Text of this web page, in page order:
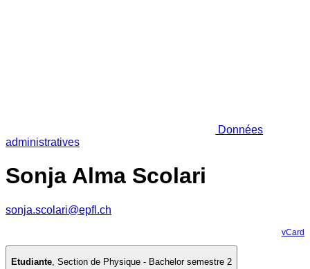
Données
administratives
Sonja Alma Scolari
sonja.scolari@epfl.ch
vCard
Etudiante, Section de Physique - Bachelor semestre 2